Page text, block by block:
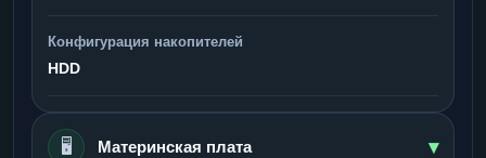
Конфигурация накопителей
HDD
🖥️ Материнская плата ▾